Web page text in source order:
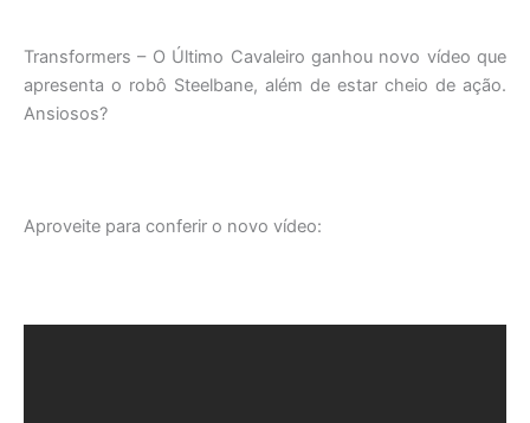
Transformers – O Último Cavaleiro ganhou novo vídeo que
apresenta o robô Steelbane, além de estar cheio de ação.
Ansiosos?
Aproveite para conferir o novo vídeo: